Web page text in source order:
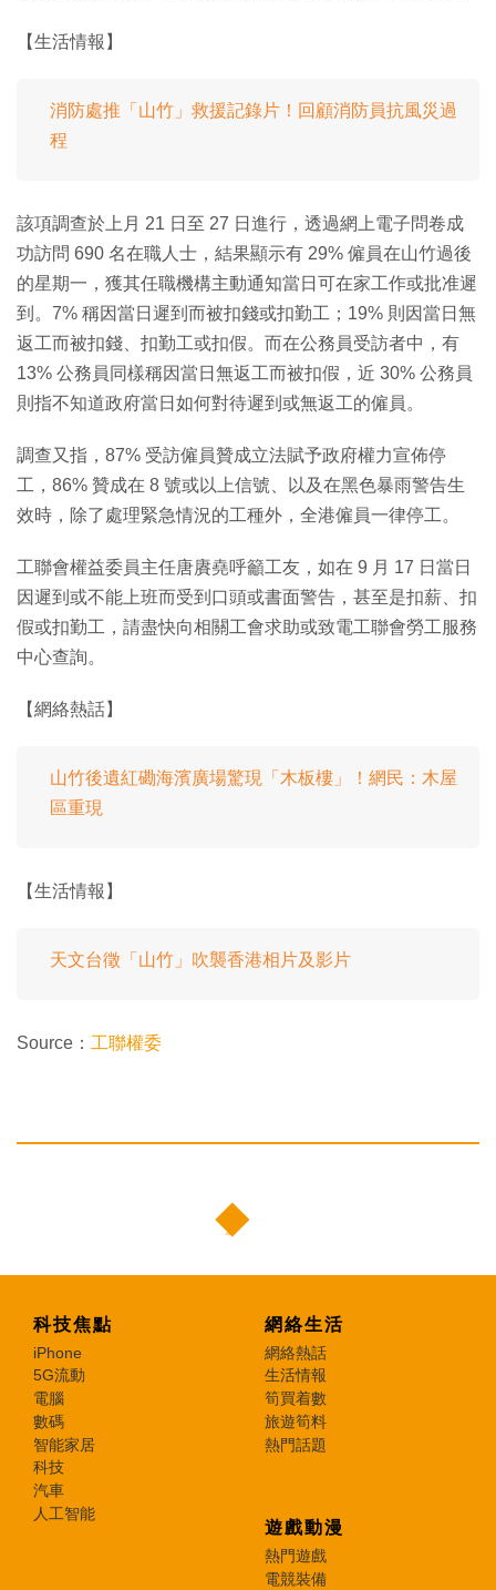
【生活情報】
消防處推「山竹」救援記錄片！回顧消防員抗風災過
程
該項調查於上月 21 日至 27 日進行，透過網上電子問卷成
功訪問 690 名在職人士，結果顯示有 29% 僱員在山竹過後
的星期一，獲其任職機構主動通知當日可在家工作或批准遲
到。7% 稱因當日遲到而被扣錢或扣勤工；19% 則因當日無
返工而被扣錢、扣勤工或扣假。而在公務員受訪者中，有
13% 公務員同樣稱因當日無返工而被扣假，近 30% 公務員
則指不知道政府當日如何對待遲到或無返工的僱員。
調查又指，87% 受訪僱員贊成立法賦予政府權力宣佈停
工，86% 贊成在 8 號或以上信號、以及在黑色暴雨警告生
效時，除了處理緊急情況的工種外，全港僱員一律停工。
工聯會權益委員主任唐賡堯呼籲工友，如在 9 月 17 日當日
因遲到或不能上班而受到口頭或書面警告，甚至是扣薪、扣
假或扣勤工，請盡快向相關工會求助或致電工聯會勞工服務
中心查詢。
【網絡熱話】
山竹後遺紅磡海濱廣場驚現「木板樓」！網民：木屋
區重現
【生活情報】
天文台徵「山竹」吹襲香港相片及影片
Source： 工聯權委
科技焦點
iPhone
5G流動
電腦
數碼
智能家居
科技
汽車
人工智能
網絡生活
網絡熱話
生活情報
筍買着數
旅遊筍料
熱門話題
遊戲動漫
熱門遊戲
電競裝備